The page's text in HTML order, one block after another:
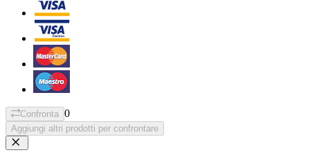
Confronta 0
Aggiungi altri prodotti per confrontare